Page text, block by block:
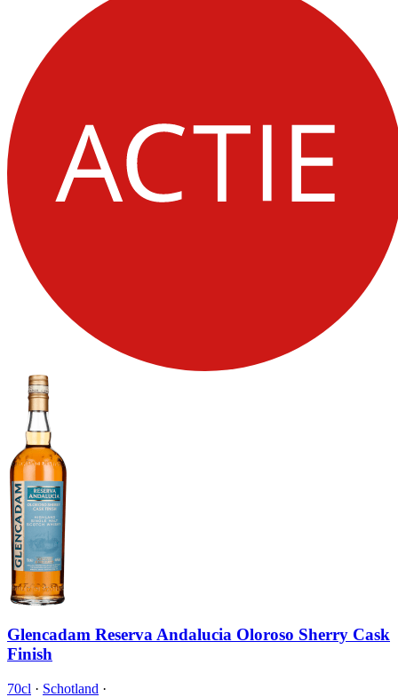
Glencadam Reserva Andalucia Oloroso Sherry Cask
Finish
70cl · Schotland ·